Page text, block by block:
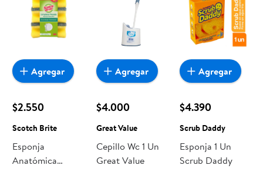
$2.550
Scotch Brite
Esponja
Anatómica
Agregar
$4.000
Great Value
Cepillo Wc 1 Un
Great Value
Agregar
$4.390
Scrub Daddy
Esponja 1 Un
Scrub Daddy
Agregar